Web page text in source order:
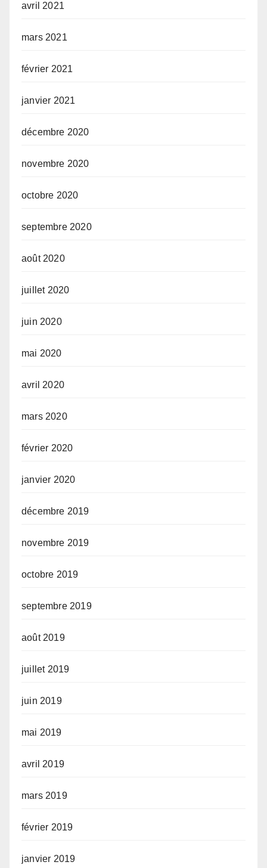
avril 2021
mars 2021
février 2021
janvier 2021
décembre 2020
novembre 2020
octobre 2020
septembre 2020
août 2020
juillet 2020
juin 2020
mai 2020
avril 2020
mars 2020
février 2020
janvier 2020
décembre 2019
novembre 2019
octobre 2019
septembre 2019
août 2019
juillet 2019
juin 2019
mai 2019
avril 2019
mars 2019
février 2019
janvier 2019